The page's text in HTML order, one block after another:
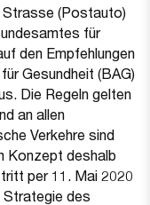
Strasse (Postauto)
für
den Empfehlungen
Gesundheit (BAG)
Die Regeln gelten
an allen
Verkehre sind
Konzept deshalb
per 11. Mai 2020
Strategie des